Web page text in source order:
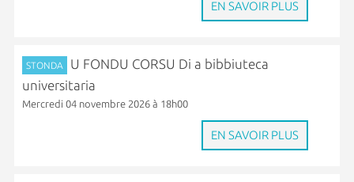
EN SAVOIR PLUS
STONDA
U FONDU CORSU Di a bibbiuteca
universitaria
Mercredi 04 novembre 2026 à 18h00
EN SAVOIR PLUS